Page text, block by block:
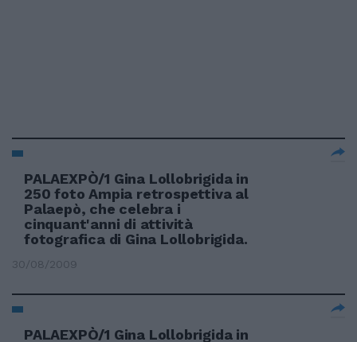
PALAEXPÒ/1 Gina Lollobrigida in
250 foto Ampia retrospettiva al
Palaepò, che celebra i
cinquant'anni di attività
fotografica di Gina Lollobrigida.
30/08/2009
PALAEXPÒ/1 Gina Lollobrigida in